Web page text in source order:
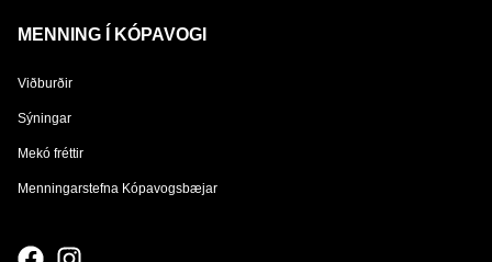
MENNING Í KÓPAVOGI
Viðburðir
Sýningar
Mekó fréttir
Menningarstefna Kópavogsbæjar